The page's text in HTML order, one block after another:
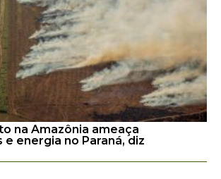
na Amazônia ameaça
e energia no Paraná, diz